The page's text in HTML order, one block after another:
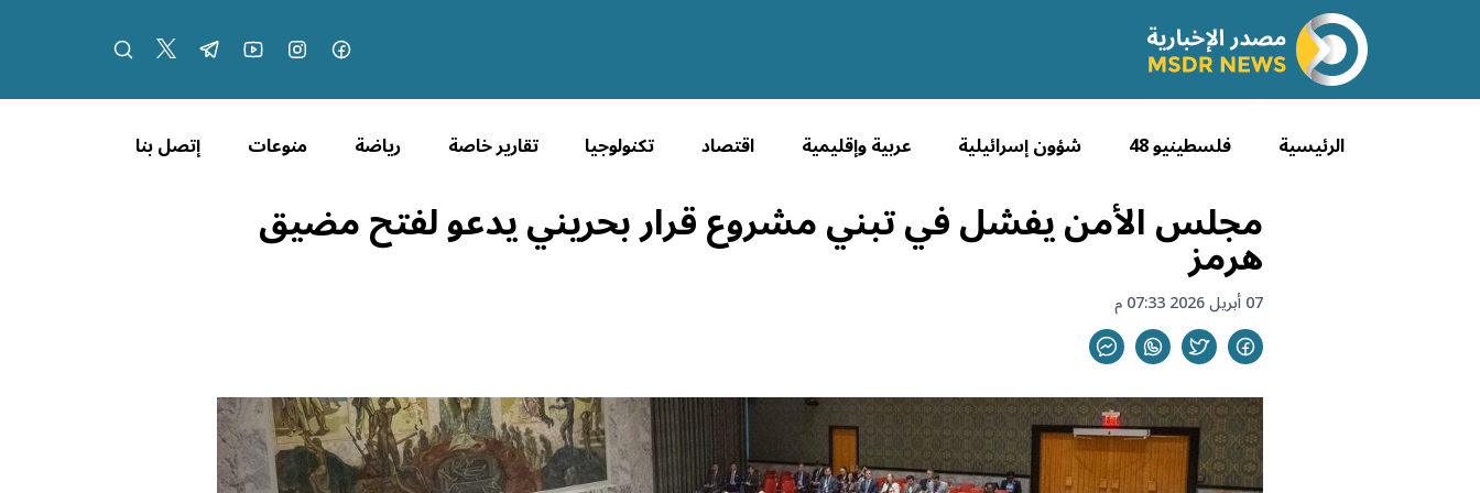
الرئيسية فلسطينيو 48 شؤون إسرائيلية عربية وإقليمية اقتصاد تكنولوجيا تقارير خاصة رياضة منوعات إتصل بنا
مجلس الأمن يفشل في تبني مشروع قرار بحريني يدعو لفتح مضيق
هرمز
07 أبريل 2026 07:33 م